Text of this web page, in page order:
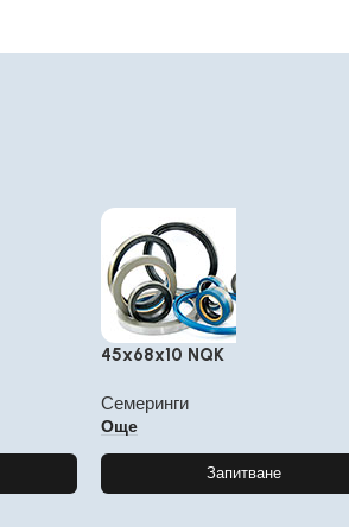
45x68x10 NQK
Семеринги
Още
Запитване